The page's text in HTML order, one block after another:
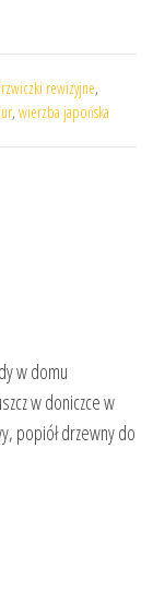
rewizyjne,
, wierzba japońska
w domu
w doniczce w
popiół drzewny do